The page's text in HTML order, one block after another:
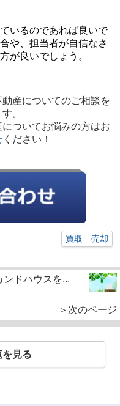
いるのであれば良いで
や、担当者が自信なさ
が良いでしょう。
産についてのご相談を
。
ついてお悩みの方はお
ください！
買取 売却
ンドハウスを...
＞次のページ
を見る